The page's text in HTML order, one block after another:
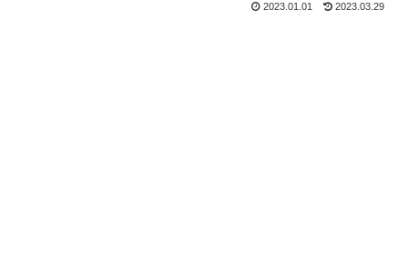
2023.01.01 2023.03.29